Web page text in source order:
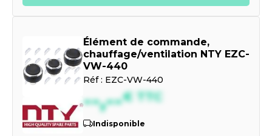
Élément de commande,
chauffage/ventilation NTY EZC-
VW-440
Réf : EZC-VW-440
--,--€ TTC
Indisponible